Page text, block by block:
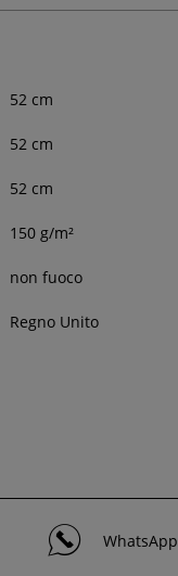
52 cm
52 cm
52 cm
150 g/m²
non fuoco
Regno Unito
WhatsApp